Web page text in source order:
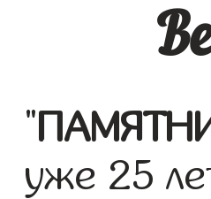
"
уже 25